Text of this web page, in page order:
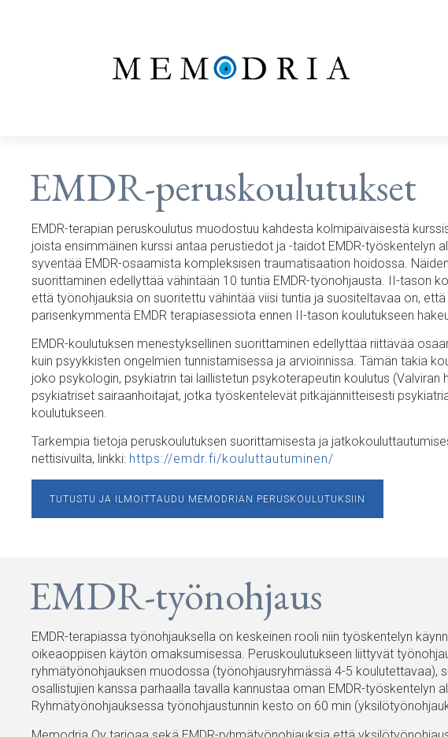
EMDR-peruskoulutukset
EMDR-terapian peruskoulutus muodostuu kahdesta kolmipäiväisestä
joista ensimmäinen kurssi antaa perustiedot ja -taidot EMDR-työskentelyn
syventää EMDR-osaamista kompleksisen traumatisaation hoidossa.
suorittaminen edellyttää vähintään 10 tuntia EMDR-työnohjausta. II-tason
että työnohjauksia on suoritettu vähintää viisi tuntia ja suositeltavaa on,
parisenkymmentä EMDR terapiasessiota ennen II-tason koulutukseen
EMDR-koulutuksen menestyksellinen suorittaminen edellyttää riittävää
kuin psyykkisten ongelmien tunnistamisessa ja arvioinnissa. Tämän takia
joko psykologin, psykiatrin tai laillistetun psykoterapeutin koulutus
psykiatriset sairaanhoitajat, jotka työskentelevät pitkäjännitteisesti
koulutukseen.
Tarkempia tietoja peruskoulutuksen suorittamisesta ja
nettisivuilta, linkki: https://emdr.fi/kouluttautuminen/
TUTUSTU JA ILMOITTAUDU MEMODRIAN PERUSKOULUTUKSIIN
EMDR-työnohjaus
EMDR-terapiassa työnohjauksella on keskeinen rooli niin työskentelyn
oikeaoppisen käytön omaksumisessa. Peruskoulutukseen liittyvät
ryhmätyönohjauksen muodossa (työnohjausryhmässä 4-5 koulutettavaa),
osallistujien kanssa parhaalla tavalla kannustaa oman EMDR-työskentelyn
Ryhmätyönohjauksessa työnohjaustunnin kesto on 60 min